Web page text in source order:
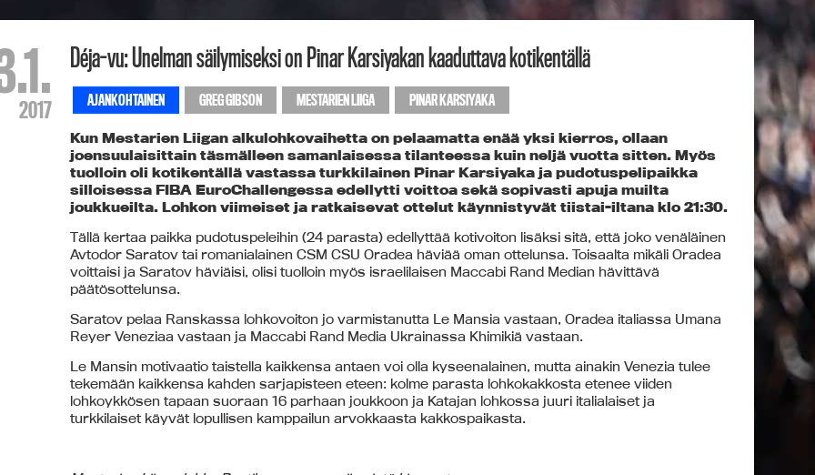
2017
Déja-vu: Unelman säilymiseksi on Pinar Karsiyakan kaaduttava kotikentällä
AJANKOHTAINEN GREG GIBSON MESTARIEN LIIGA PINAR KARSIYAKA
Kun Mestarien Liigan alkulohkovaihetta on pelaamatta enää yksi kierros, ollaan
joensuulaisittain täsmälleen samanlaisessa tilanteessa kuin neljä vuotta sitten. Myös
tuolloin oli kotikentällä vastassa turkkilainen Pinar Karsiyaka ja pudotuspelipaikka
silloisessa FIBA EuroChallengessa edellytti voittoa sekä sopivasti apuja muilta
joukkueilta. Lohkon viimeiset ja ratkaisevat ottelut käynnistyvät tiistai-iltana klo 21:30.
Tällä kertaa paikka pudotuspeleihin (24 parasta) edellyttää kotivoiton lisäksi sitä, että joko venäläinen
Avtodor Saratov tai romanialainen CSM CSU Oradea häviää oman ottelunsa. Toisaalta mikäli Oradea
voittaisi ja Saratov häviäisi, olisi tuolloin myös israelilaisen Maccabi Rand Median hävittävä
päätösottelunsa.
Saratov pelaa Ranskassa lohkovoiton jo varmistanutta Le Mansia vastaan, Oradea italiassa Umana
Reyer Veneziaa vastaan ja Maccabi Rand Media Ukrainassa Khimikiä vastaan.
Le Mansin motivaatio taistella kaikkensa antaen voi olla kyseenalainen, mutta ainakin Venezia tulee
tekemään kaikkensa kahden sarjapisteen eteen: kolme parasta lohkokakkosta etenee viiden
lohkoykkösen tapaan suoraan 16 parhaan joukkoon ja Katajan lohkossa juuri italialaiset ja
turkkilaiset käyvät lopullisen kamppailun arvokkaasta kakkospaikasta.